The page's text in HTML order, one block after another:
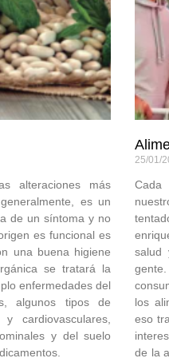
alteraciones más
es un
de un síntoma y no
es funcional es
una buena higiene
se tratará la
enfermedades del
algunos tipos de
cardiovasculares,
y del suelo
25/01/
salud
los
eso
de la